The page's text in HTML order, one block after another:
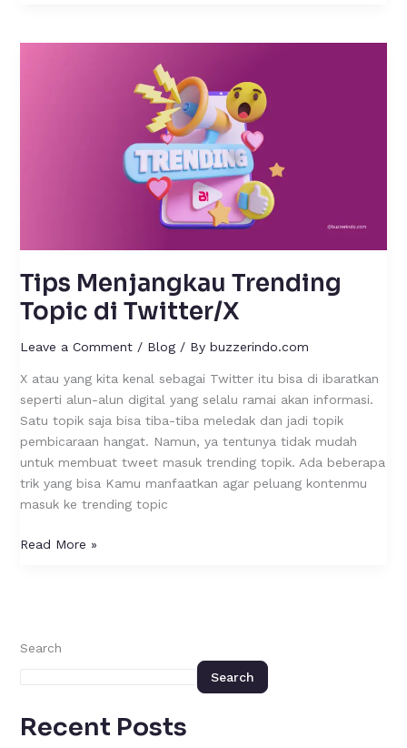
Tips Menjangkau Trending
Topic di Twitter/X
Leave a Comment / Blog/ By buzzerindo.com
X atau yang kita kenal sebagai Twitter itu bisa di ibaratkan
seperti alun-alun digital yang selalu ramai akan informasi.
Satu topik saja bisa tiba-tiba meledak dan jadi topik
pembicaraan hangat. Namun, ya tentunya tidak mudah
untuk membuat tweet masuk trending topik. Ada beberapa
trik yang bisa Kamu manfaatkan agar peluang kontenmu
masuk ke trending topic
Read More »
Search
Search
Recent Posts